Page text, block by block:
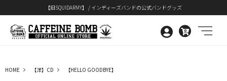
【旧SQUIDARMY】 / インディーズバンドの公式バンドグッズ
0
HOME 【洋】CD 【HELLO GOODBYE】